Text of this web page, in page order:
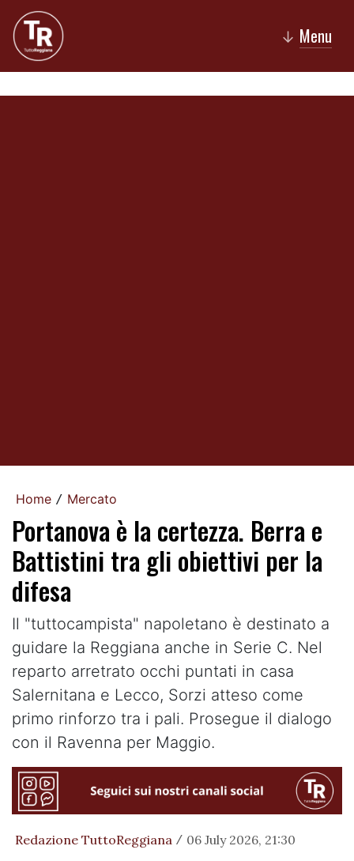
↓ Menu
Home / Mercato
Portanova è la certezza. Berra e
Battistini tra gli obiettivi per la
difesa
Il "tuttocampista" napoletano è destinato a
guidare la Reggiana anche in Serie C. Nel
reparto arretrato occhi puntati in casa
Salernitana e Lecco, Sorzi atteso come
primo rinforzo tra i pali. Prosegue il dialogo
con il Ravenna per Maggio.
Redazione TuttoReggiana / 06 July 2026, 21:30